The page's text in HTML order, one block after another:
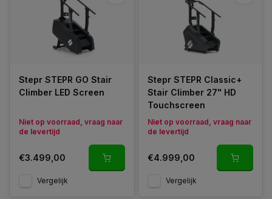
professionele sportscholen, maar zijn ook steeds populairder
voor intensieve homegym trainingen.
Stepr STEPR GO Stair
Climber LED Screen
Niet op voorraad, vraag naar
de levertijd
€3.499,00
Vergelijk
Stepr STEPR Classic+
Stair Climber 27" HD
Touchscreen
Niet op voorraad, vraag naar
de levertijd
€4.999,00
Vergelijk